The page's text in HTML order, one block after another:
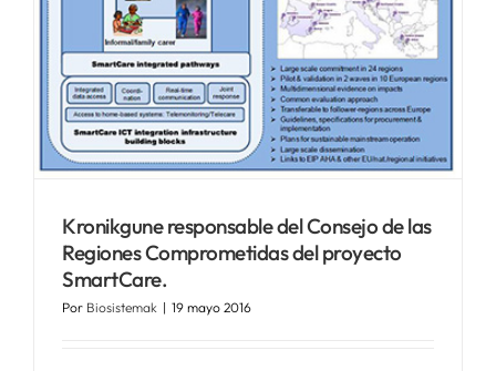
SERVICIOS
APOYO I+D+I
Kronikgune responsable del Consejo de las
Regiones Comprometidas del proyecto
SmartCare.
Por Biosistemak | 19 mayo 2016